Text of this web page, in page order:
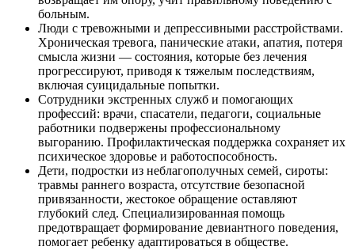
больным.
Люди с тревожными и депрессивными расстройствами.
Хроническая тревога, панические атаки, апатия, потеря
смысла жизни — состояния, которые без лечения
прогрессируют, приводя к тяжелым последствиям,
включая суицидальные попытки.
Сотрудники экстренных служб и помогающих
профессий: врачи, спасатели, педагоги, социальные
работники подвержены профессиональному
выгоранию. Профилактическая поддержка сохраняет их
психическое здоровье и работоспособность.
Дети, подростки из неблагополучных семей, сироты:
травмы раннего возраста, отсутствие безопасной
привязанности, жестокое обращение оставляют
глубокий след. Специализированная помощь
предотвращает формирование девиантного поведения,
помогает ребенку адаптироваться в обществе.